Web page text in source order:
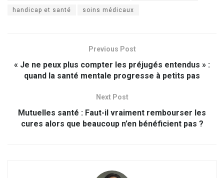
handicap et santé soins médicaux
Previous Post
« Je ne peux plus compter les préjugés entendus » :
quand la santé mentale progresse à petits pas
Next Post
Mutuelles santé : Faut-il vraiment rembourser les
cures alors que beaucoup n’en bénéficient pas ?